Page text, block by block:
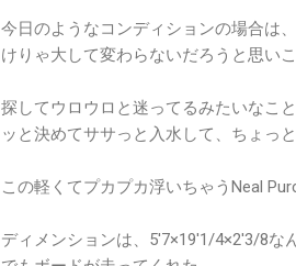
今日のようなコンディションの場合は
けりゃ大して変わらないだろうと思いこ
探してウロウロと迷ってるみたいなこ
ッと決めてササっと入水して、ちょっ
この軽くてプカプカ浮いちゃうNeal
ディメンションは、5'7×19'1/4×2'3/8な